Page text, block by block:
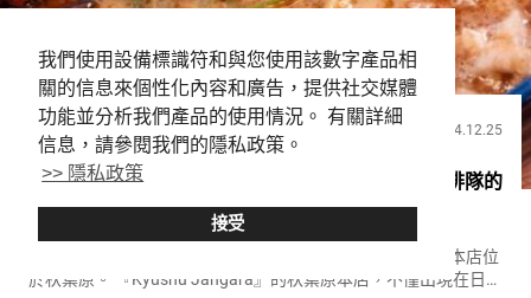
我們使用設備標識符和與您使用該數字產品相
關的信息來個性化內容和廣告，提供社交媒體
功能並分析我們產品的使用情況。 有關詳細
信息，請參閱我們的隱私政策。
>> 隱私政策
接受
飲食 2024.12.25
來自世界各地的人們聚集在秋葉原的拉麵店 必須排隊的
熱門店【Kyushu Jangara 秋葉原本店】
在東京中心擁有多家分店的拉麵店『Kyushu Jangara』的本店位
於秋葉原。 『Kyushu Jangara』的秋葉原本店，不僅出現在日本